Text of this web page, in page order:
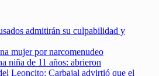
admitirán su culpabilidad y
mujer por narcomenudeo
niña de 11 años: abrieron
Leoncito: Carbajal advirtió que el